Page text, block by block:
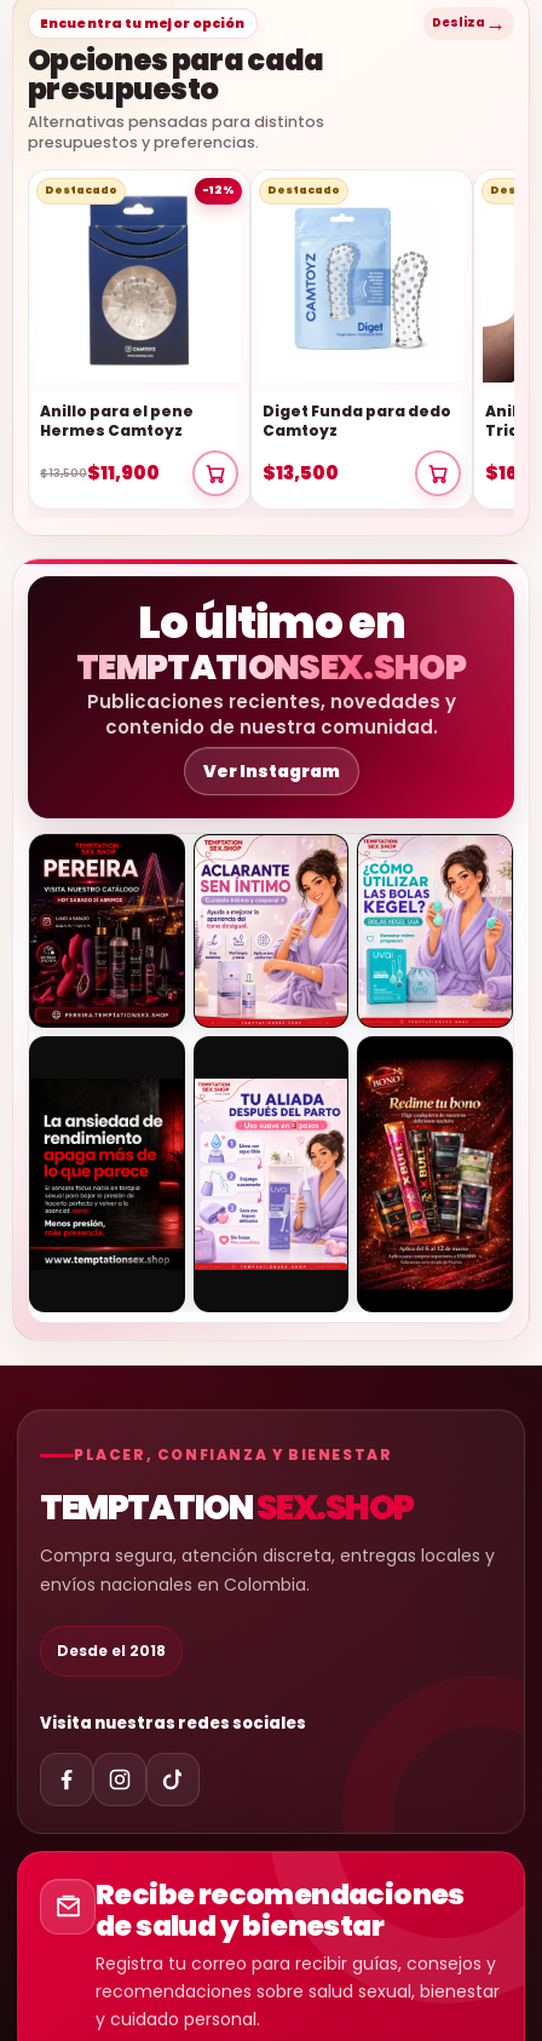
Encuentra tu mejor opción
Opciones para cada
presupuesto
Alternativas pensadas para distintos
presupuestos y preferencias.
Desliza →
Destacado -12%
Anillo para el pene
Hermes Camtoyz
$13,500$11,900
Destacado
Diget Funda para dedo
Camtoyz
$13,500
Anillos
Lo último en
TEMPTATIONSEX.SHOP
Publicaciones recientes, novedades y
contenido de nuestra comunidad.
Ver Instagram
PLACER, CONFIANZA Y BIENESTAR
TEMPTATIONSEX.SHOP
Compra segura, atención discreta, entregas locales y
envíos nacionales en Colombia.
Desde el 2018
Visita nuestras redes sociales
Recibe recomendaciones
de salud y bienestar
Registra tu correo para recibir guías, consejos y
recomendaciones sobre salud sexual, bienestar
y cuidado personal.